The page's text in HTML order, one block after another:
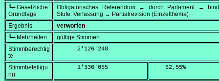
┗━ Gesetzliche
Grundlage
Obligatorisches Referendum → durch Parlament →
Stufe: Verfassung → Partialrevision (Einzelthema)
Ergebnis
verworfen
┗━ Mehrheiten
gültige Stimmen
Stimmberechtig
te
      2'126'248
Stimmbeteiligu
ng
      1'330'055
    62,55
%